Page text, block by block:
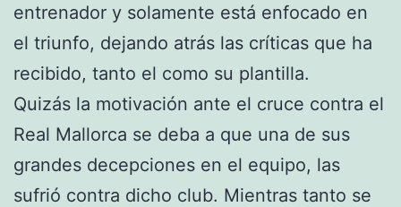
entrenador y solamente está enfocado en
el triunfo, dejando atrás las críticas que ha
recibido, tanto el como su plantilla.
Quizás la motivación ante el cruce contra el
Real Mallorca se deba a que una de sus
grandes decepciones en el equipo, las
sufrió contra dicho club. Mientras tanto se